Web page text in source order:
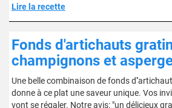
Lire la recette
Fonds d'artichauts
champignons et
Une belle combinaison de fonds
donne à ce plat une saveur unique. Vos
vont se régaler. Notre avis: "un délicieux